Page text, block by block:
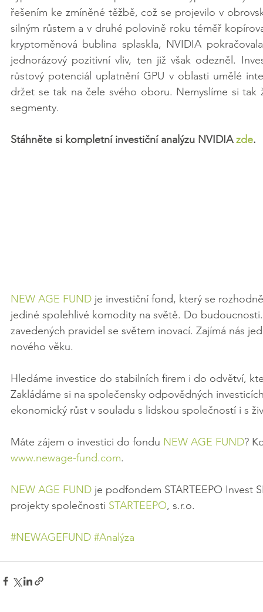
řešením ke zmíněné těžbě, což se projevilo v
silným růstem a v druhé polovině roku téměř
kryptoměnová bublina splaskla, NVIDIA
jednorázový pozitivní vliv, ten již však odezněl.
růstový potenciál uplatnění GPU v oblasti umělé
držet se tak na čele svého oboru. Nemyslíme si
segmenty.
Stáhněte si kompletní investiční analýzu NVIDIA zde.
NEW AGE FUND je investiční fond, který se
jediné spolehlivé komodity na světě. Do
zavedených pravidel se světem inovací. Zajímá nás
nového věku.
Hledáme investice do stabilních firem i do odvětví,
Zakládáme si na společensky odpovědných
ekonomický růst v souladu s lidskou společností i s
Máte zájem o investici do fondu NEW AGE FUND?
www.newage-fund.com.
NEW AGE FUND je podfondem STARTEEPO Invest
projekty společnosti STARTEEPO, s.r.o.
#NEWAGEFUND #Analýza